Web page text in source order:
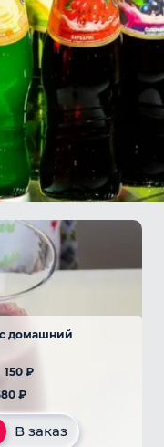
домашний
150 ₽
₽
В заказ